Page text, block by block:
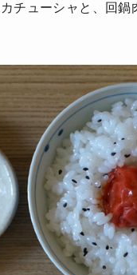
チューシャと、回鍋